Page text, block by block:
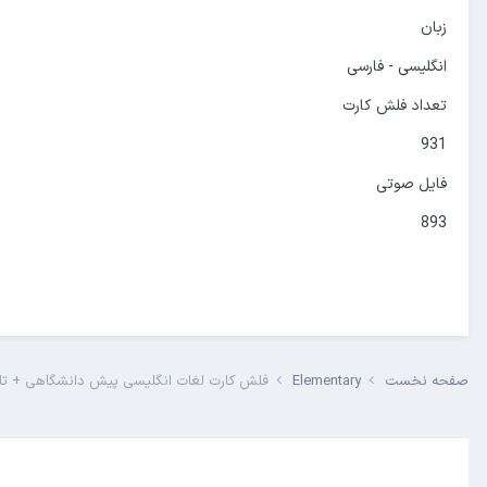
زبان
انگلیسی - فارسی
تعداد فلش کارت
931
فایل صوتی
893
صفحه نخست Elementary فلش کارت لغات انگلیسی پیش دانشگاهی +